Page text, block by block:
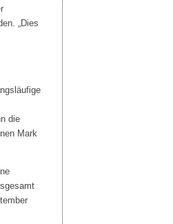
„Dies
die
Mark